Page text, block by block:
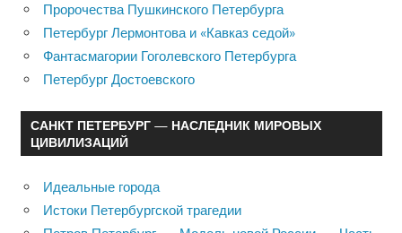
Пророчества Пушкинского Петербурга
Петербург Лермонтова и «Кавказ седой»
Фантасмагории Гоголевского Петербурга
Петербург Достоевского
САНКТ ПЕТЕРБУРГ — НАСЛЕДНИК МИРОВЫХ
ЦИВИЛИЗАЦИЙ
Идеальные города
Истоки Петербургской трагедии